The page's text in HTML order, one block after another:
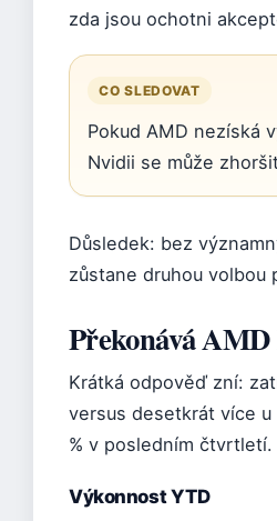
zda jsou ochotni
CO SLEDOVAT
Pokud AMD nezíská
Nvidii se může
Důsledek: bez
zůstane druhou
Překonává
Krátká odpověď zní:
versus desetkrát více
% v posledním čtvrtletí.
Výkonnost YTD